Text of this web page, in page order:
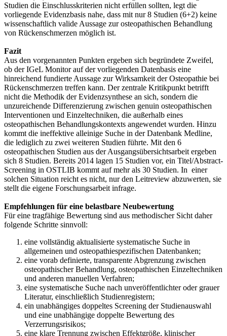
Studien die Einschlusskriterien nicht erfüllen sollten, legt die
vorliegende Evidenzbasis nahe, dass mit nur 8 Studien (6+2) keine
wissenschaftlich valide Aussage zur osteopathischen Behandlung
von Rückenschmerzen möglich ist.
Fazit
Aus den vorgenannten Punkten ergeben sich begründete Zweifel,
ob der IGeL Monitor auf der vorliegenden Datenbasis eine
hinreichend fundierte Aussage zur Wirksamkeit der Osteopathie bei
Rückenschmerzen treffen kann. Der zentrale Kritikpunkt betrifft
nicht die Methodik der Evidenzsynthese an sich, sondern die
unzureichende Differenzierung zwischen genuin osteopathischen
Interventionen und Einzeltechniken, die außerhalb eines
osteopathischen Behandlungskontexts angewendet wurden. Hinzu
kommt die ineffektive alleinige Suche in der Datenbank Medline,
die lediglich zu zwei weiteren Studien führte. Mit den 6
osteopathischen Studien aus der Ausgangsübersichtsarbeit ergeben
sich 8 Studien. Bereits 2014 lagen 15 Studien vor, ein Titel/Abstract-
Screening in OSTLIB kommt auf mehr als 30 Studien. In einer
solchen Situation reicht es nicht, nur den Leitreview abzuwerten, sie
stellt die eigene Forschungsarbeit infrage.
Empfehlungen für eine belastbare Neubewertung
Für eine tragfähige Bewertung sind aus methodischer Sicht daher
folgende Schritte sinnvoll:
eine vollständig aktualisierte systematische Suche in
allgemeinen und osteopathiespezifischen Datenbanken;
eine vorab definierte, transparente Abgrenzung zwischen
osteopathischer Behandlung, osteopathischen Einzeltechniken
und anderen manuellen Verfahren;
eine systematische Suche nach unveröffentlichter oder grauer
Literatur, einschließlich Studienregistern;
ein unabhängiges doppeltes Screening der Studienauswahl
und eine unabhängige doppelte Bewertung des
Verzerrungsrisikos;
eine klare Trennung zwischen Effektgröße, klinischer